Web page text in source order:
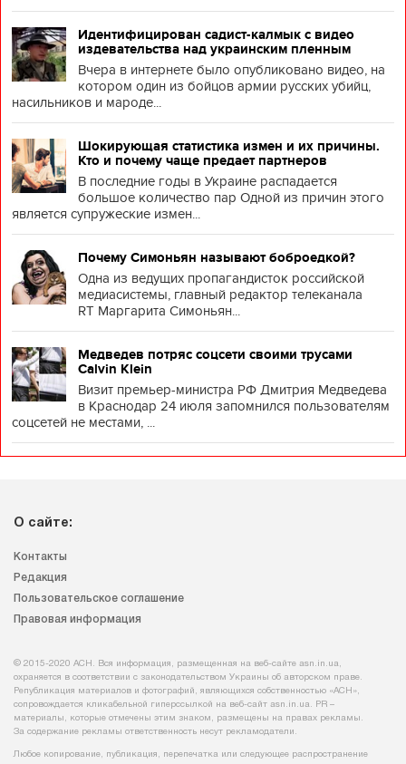
Идентифицирован садист-калмык с видео
издевательства над украинским пленным
Вчера в интернете было опубликовано видео, на
котором один из бойцов армии русских убийц,
насильников и мароде...
Шокирующая статистика измен и их причины.
Кто и почему чаще предает партнеров
В последние годы в Украине распадается
большое количество пар Одной из причин этого
является супружеские измен...
Почему Симоньян называют боброедкой?
Одна из ведущих пропагандисток российской
медиасистемы, главный редактор телеканала
RT Маргарита Симоньян...
Медведев потряс соцсети своими трусами
Calvin Klein
Визит премьер-министра РФ Дмитрия Медведева
в Краснодар 24 июля запомнился пользователям
соцсетей не местами, ...
О сайте:
Контакты
Редакция
Пользовательское соглашение
Правовая информация
© 2015-2020 АСН. Вся информация, размещенная на веб-сайте asn.in.ua,
охраняется в соответствии с законодательством Украины об авторском праве.
Републикация материалов и фотографий, являющихся собственностью «АСН»,
сопровождается кликабельной гиперссылкой на веб-сайт asn.іn.ua. PR –
материалы, которые отмечены этим знаком, размещены на правах рекламы.
За содержание рекламы ответственность несут рекламодатели.
Любое копирование, публикация, перепечатка или следующее распространение